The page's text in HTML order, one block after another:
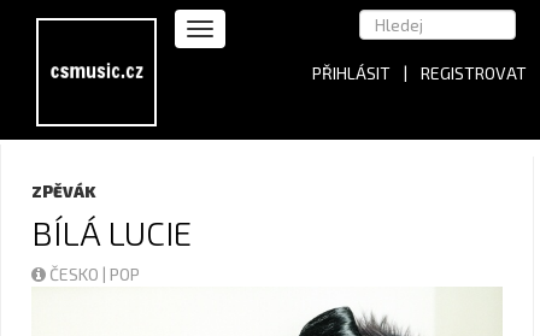
PŘIHLÁSIT | REGISTROVAT
ZPĚVÁK
BÍLÁ LUCIE
ČESKO | POP